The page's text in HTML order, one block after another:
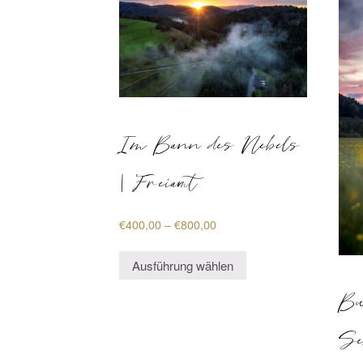
Im Bann des Nebels
| Freiamt
€400,00–€800,00Preisspanne:
bis
Ausführung wählen